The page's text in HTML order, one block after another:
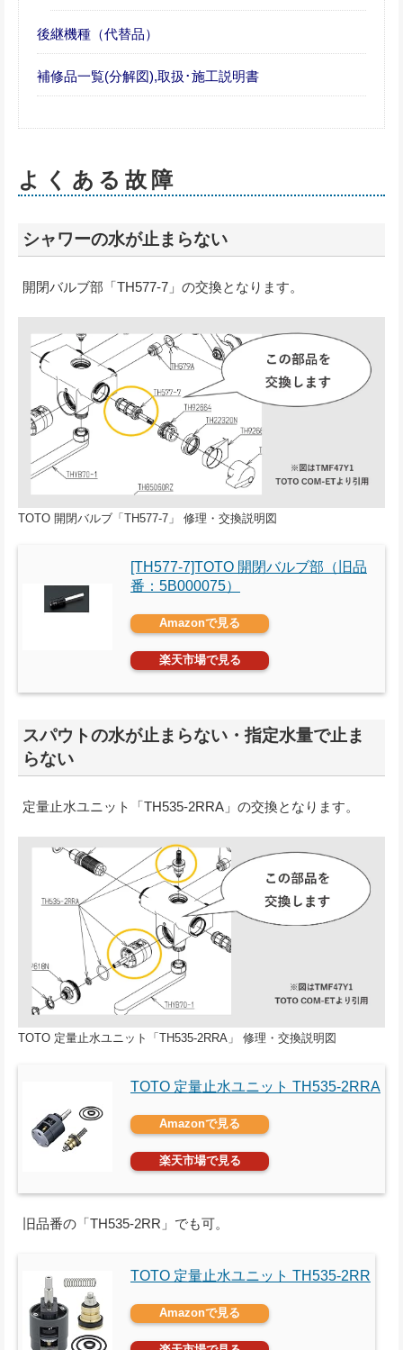
後継機種（代替品）
補修品一覧(分解図),取扱･施工説明書
よくある故障
シャワーの水が止まらない
開閉バルブ部「TH577-7」の交換となります。
TOTO 開閉バルブ「TH577-7」 修理・交換説明図
[TH577-7]TOTO 開閉バルブ部（旧品
番：5B000075）
Amazonで見る
楽天市場で見る
スパウトの水が止まらない・指定水量で止ま
らない
定量止水ユニット「TH535-2RRA」の交換となります。
TOTO 定量止水ユニット「TH535-2RRA」 修理・交換説明図
TOTO 定量止水ユニット TH535-2RRA
Amazonで見る
楽天市場で見る
旧品番の「TH535-2RR」でも可。
TOTO 定量止水ユニット TH535-2RR
Amazonで見る